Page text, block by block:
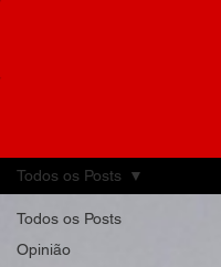
Todos os Posts
Opinião
Todos os Posts